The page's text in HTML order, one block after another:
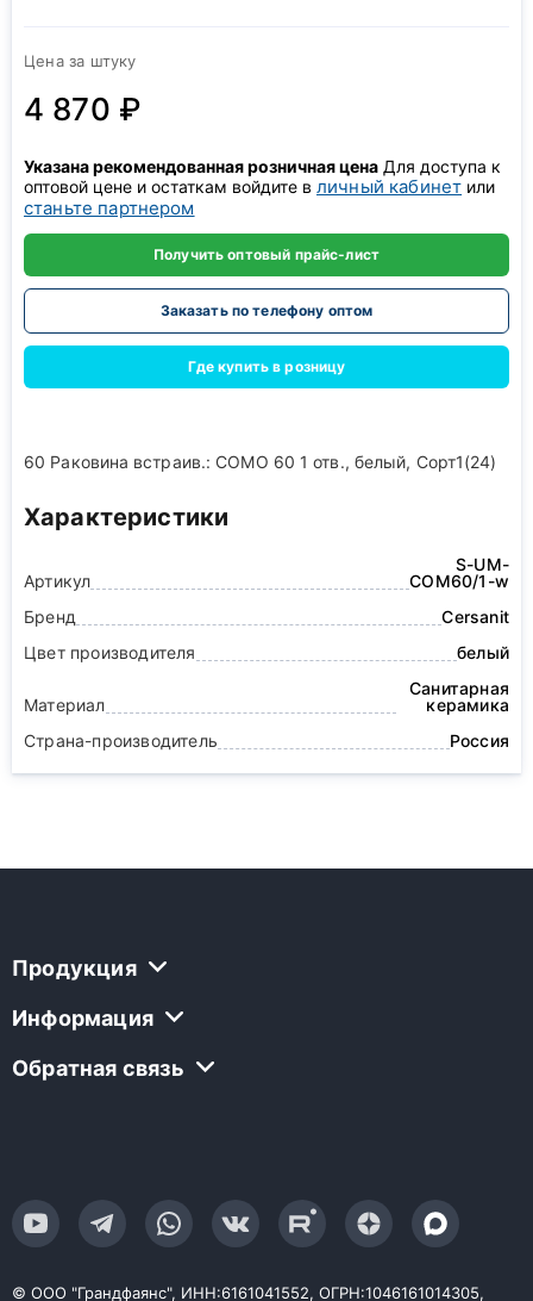
Цена за штуку
4 870 ₽
Указана рекомендованная розничная цена Для доступа к
оптовой цене и остаткам войдите в личный кабинет или
станьте партнером
Получить оптовый прайс-лист
Заказать по телефону оптом
Где купить в розницу
60 Раковина встраив.: COMO 60 1 отв., белый, Сорт1(24)
Характеристики
Артикул
S-UM-
COM60/1-w
Бренд
Cersanit
Цвет производителя
белый
Материал
Санитарная
керамика
Страна-производитель
Россия
Продукция
Информация
Обратная связь
© ООО "Грандфаянс", ИНН:6161041552, ОГРН:1046161014305,